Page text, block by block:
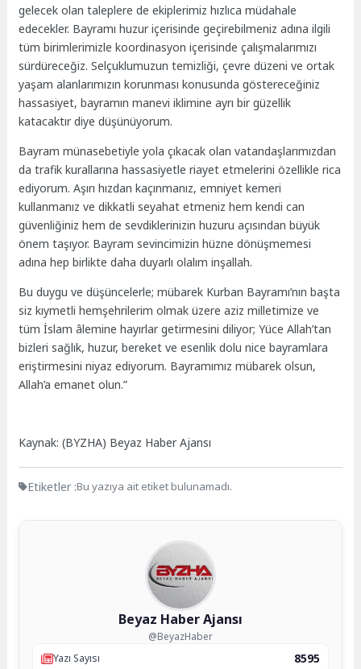
gelecek olan taleplere de ekiplerimiz hızlıca müdahale
edecekler. Bayramı huzur içerisinde geçirebilmeniz adına ilgili
tüm birimlerimizle koordinasyon içerisinde çalışmalarımızı
sürdüreceğiz. Selçuklumuzun temizliği, çevre düzeni ve ortak
yaşam alanlarımızın korunması konusunda göstereceğiniz
hassasiyet, bayramın manevi iklimine ayrı bir güzellik
katacaktır diye düşünüyorum.
Bayram münasebetiyle yola çıkacak olan vatandaşlarımızdan
da trafik kurallarına hassasiyetle riayet etmelerini özellikle rica
ediyorum. Aşırı hızdan kaçınmanız, emniyet kemeri
kullanmanız ve dikkatli seyahat etmeniz hem kendi can
güvenliğiniz hem de sevdiklerinizin huzuru açısından büyük
önem taşıyor. Bayram sevincimizin hüzne dönüşmemesi
adına hep birlikte daha duyarlı olalım inşallah.
Bu duygu ve düşüncelerle; mübarek Kurban Bayramı’nın başta
siz kıymetli hemşehrilerim olmak üzere aziz milletimize ve
tüm İslam âlemine hayırlar getirmesini diliyor; Yüce Allah’tan
bizleri sağlık, huzur, bereket ve esenlik dolu nice bayramlara
eriştirmesini niyaz ediyorum. Bayramımız mübarek olsun,
Allah’a emanet olun.”
Kaynak: (BYZHA) Beyaz Haber Ajansı
Etiketler :Bu yazıya ait etiket bulunamadı.
Beyaz Haber Ajansı
@BeyazHaber
Yazı Sayısı
8595